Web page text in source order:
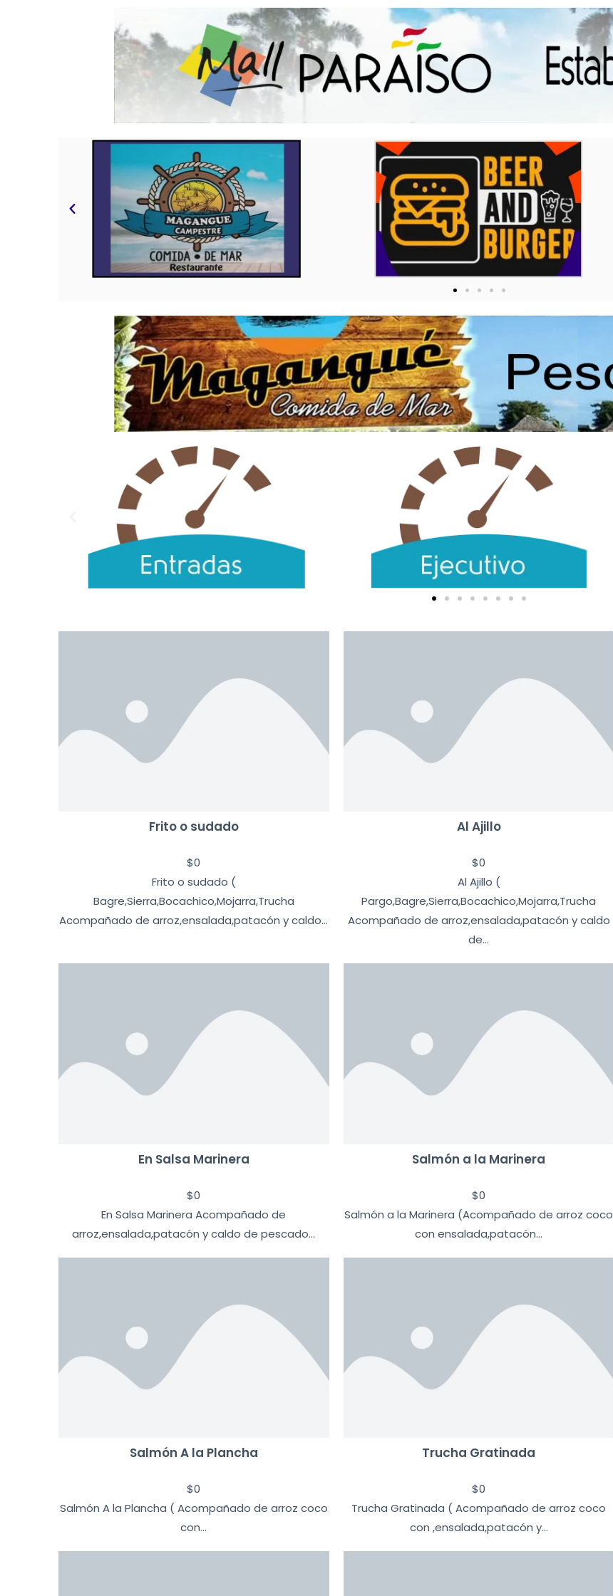
Frito o sudado
$0
Frito o sudado (
Bagre,Sierra,Bocachico,Mojarra,Trucha
Acompañado de arroz,ensalada,patacón y caldo...
Al Ajillo
$0
Al Ajillo (
Pargo,Bagre,Sierra,Bocachico,Mojarra,Trucha
Acompañado de arroz,ensalada,patacón y caldo
de...
En Salsa Marinera
$0
En Salsa Marinera Acompañado de
arroz,ensalada,patacón y caldo de pescado...
Salmón a la Marinera
$0
Salmón a la Marinera (Acompañado de arroz coco
con ensalada,patacón...
Salmón A la Plancha
$0
Salmón A la Plancha ( Acompañado de arroz coco
con...
Trucha Gratinada
$0
Trucha Gratinada ( Acompañado de arroz coco
con ,ensalada,patacón y...